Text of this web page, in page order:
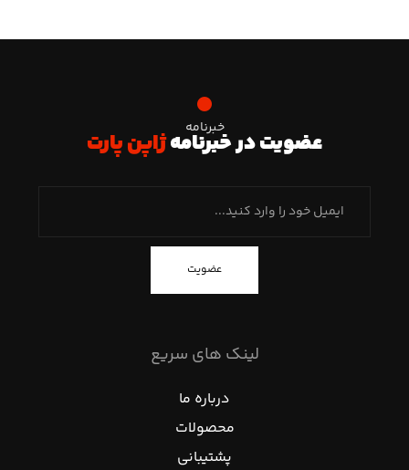
خبرنامه
عضویت در خبرنامهژاپن پارت
عضویت
لینک های سریع
درباره ما
محصولات
پشتیبانی